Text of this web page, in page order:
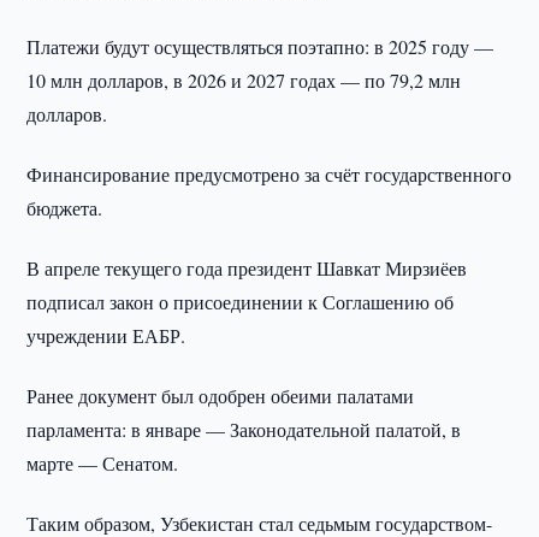
Платежи будут осуществляться поэтапно: в 2025 году —
10 млн долларов, в 2026 и 2027 годах — по 79,2 млн
долларов.
Финансирование предусмотрено за счёт государственного
бюджета.
В апреле текущего года президент Шавкат Мирзиёев
подписал закон о присоединении к Соглашению об
учреждении ЕАБР.
Ранее документ был одобрен обеими палатами
парламента: в январе — Законодательной палатой, в
марте — Сенатом.
Таким образом, Узбекистан стал седьмым государством-